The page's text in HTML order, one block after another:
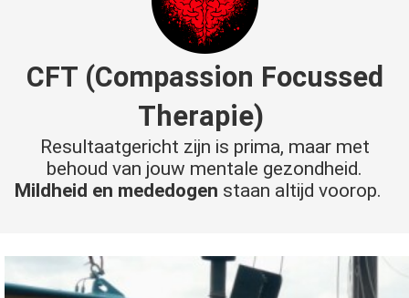
CFT(Compassion Focussed
Therapie)
Resultaatgericht zijn is prima, maar met
behoud van jouw mentale gezondheid.
Mildheid en mededogen staan altijd voorop.